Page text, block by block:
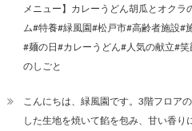
メニュー】カレーうどん胡瓜とオク
ム#特養#緑風園#松戸市#高齢者施設#
#麺の日#カレーうどん#人気の献立#
のしごと
こんにちは、緑風園です。3階フロア
した生地を焼いて餡を包み、甘い香